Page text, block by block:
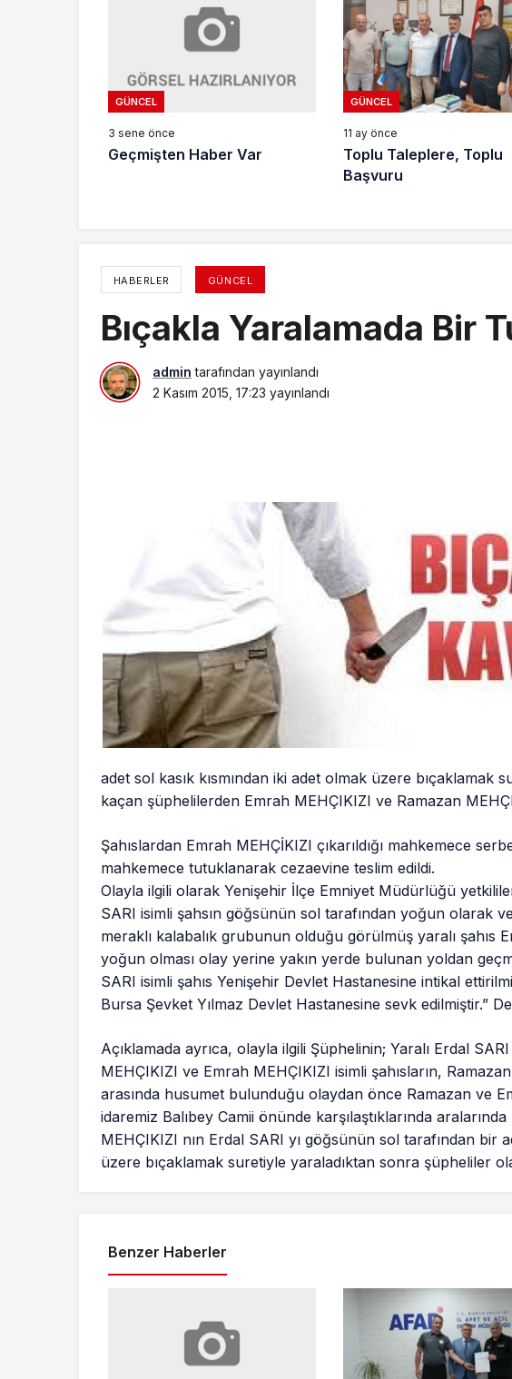
GÜNCEL
3 sene önce
Geçmişten Haber Var
GÜNCEL
11 ay önce
Toplu Taleplere, Toplu
Başvuru
HABERLER GÜNCEL
Bıçakla Yaralamada Bir
admin tarafından yayınlandı
2 Kasım 2015, 17:23 yayınlandı
adet sol kasık kısmından iki adet olmak üzere bıçaklamak
kaçan şüphelilerden Emrah MEHÇIKIZI ve Ramazan
Şahıslardan Emrah MEHÇİKIZI çıkarıldığı mahkemece
mahkemece tutuklanarak cezaevine teslim edildi.
Olayla ilgili olarak Yenişehir İlçe Emniyet Müdürlüğü
SARI isimli şahsın göğsünün sol tarafından yoğun olarak
meraklı kalabalık grubunun olduğu görülmüş yaralı şahıs
yoğun olması olay yerine yakın yerde bulunan yoldan
SARI isimli şahıs Yenişehir Devlet Hastanesine intikal
Bursa Şevket Yılmaz Devlet Hastanesine sevk edilmiştir.”
Açıklamada ayrıca, olayla ilgili Şüphelinin; Yaralı Erdal
MEHÇIKIZI ve Emrah MEHÇIKIZI isimli şahısların,
arasında husumet bulunduğu olaydan önce Ramazan ve
idaremiz Balıbey Camii önünde karşılaştıklarında
MEHÇIKIZI nın Erdal SARI yı göğsünün sol tarafından bir
üzere bıçaklamak suretiyle yaraladıktan sonra şüpheliler
Benzer Haberler